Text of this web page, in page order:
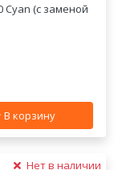
Cyan (с заменой
В корзину
Нет в наличии